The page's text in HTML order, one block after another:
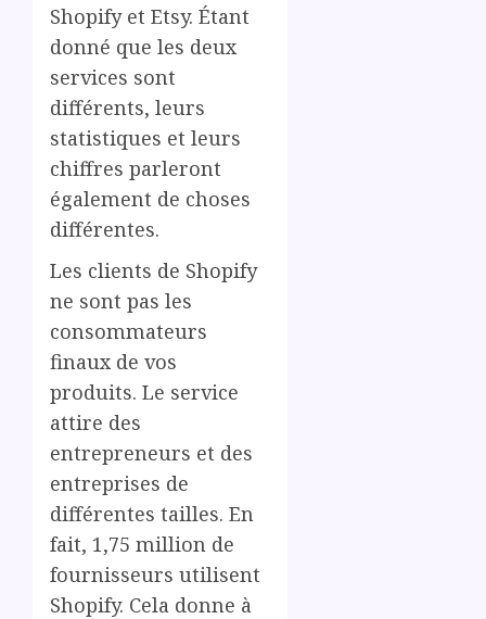
Shopify et Etsy. Étant
donné que les deux
services sont
différents, leurs
statistiques et leurs
chiffres parleront
également de choses
différentes.
Les clients de Shopify
ne sont pas les
consommateurs
finaux de vos
produits. Le service
attire des
entrepreneurs et des
entreprises de
différentes tailles. En
fait, 1,75 million de
fournisseurs utilisent
Shopify. Cela donne à